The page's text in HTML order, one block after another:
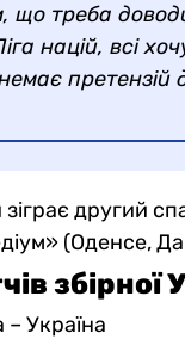
що треба
націй, всі
претензій
другий
(Оденсе,
збірної
Україна